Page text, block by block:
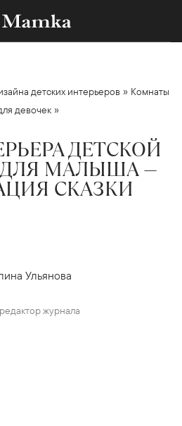
детских интерьеров » Комнаты
девочек »
ДЕТСКОЙ
МАЛЫША —
СКАЗКИ
Ульянова
журнала